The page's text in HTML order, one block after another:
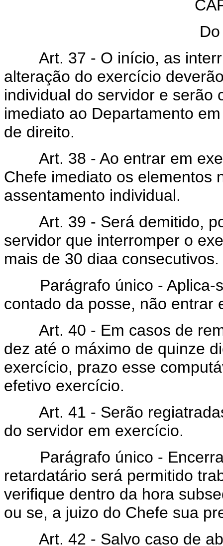
Art. 37 - O início, as
alteração do exercício
individual do servidor e serão
imediato ao Departamento
de direito.
Art. 38 - Ao entrar em
Chefe imediato os elementos
assentamento individual.
Art. 39 - Será demitido,
servidor que interromper o
mais de 30 diaa consecutivos.
Parágrafo único - Aplica-
contado da posse, não entrar
Art. 40 - Em casos de
dez até o máximo de quinze
exercício, prazo esse
efetivo exercício.
Art. 41 - Serão
do servidor em exercício.
Parágrafo único -
retardatário será permitido
verifique dentro da hora
ou se, a juizo do Chefe sua
Art. 42 - Salvo caso de